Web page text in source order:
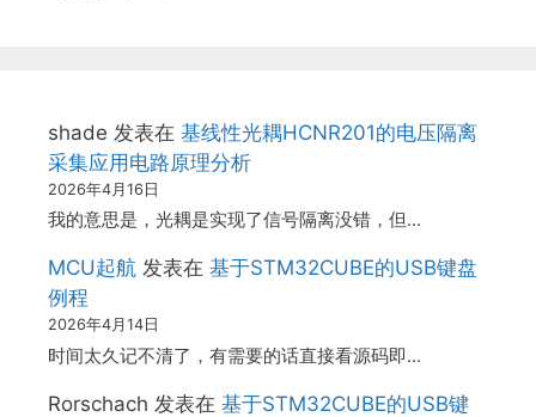
shade 发表在 基线性光耦HCNR201的电压隔离
采集应用电路原理分析
2026年4月16日
我的意思是，光耦是实现了信号隔离没错，但…
MCU起航 发表在 基于STM32CUBE的USB键盘
例程
2026年4月14日
时间太久记不清了，有需要的话直接看源码即…
Rorschach 发表在 基于STM32CUBE的USB键